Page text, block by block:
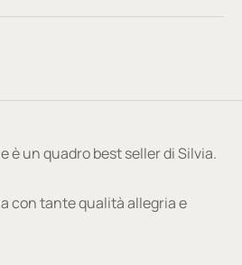
è un quadro best seller di Silvia.
con tante qualità allegria e